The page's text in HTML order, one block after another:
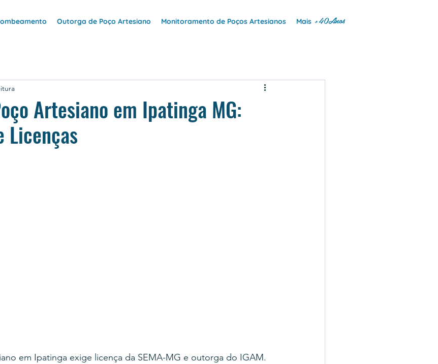
Outorga de Poço Artesiano Monitoramento de Poços Artesianos Mais +40Anos
Artesiano em Ipatinga MG:
Licenças
em Ipatinga exige licença da SEMA-MG e outorga do IGAM.